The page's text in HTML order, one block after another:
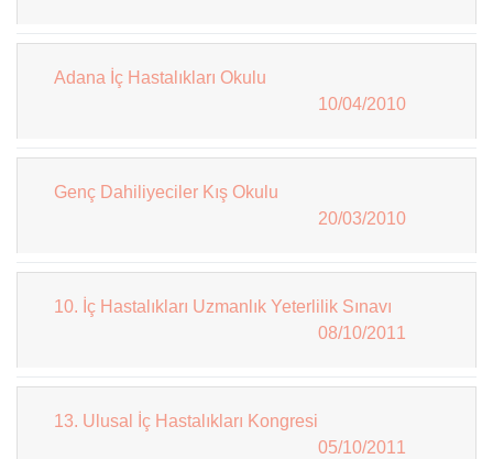
Adana İç Hastalıkları Okulu
10/04/2010
Genç Dahiliyeciler Kış Okulu
20/03/2010
10. İç Hastalıkları Uzmanlık Yeterlilik Sınavı
08/10/2011
13. Ulusal İç Hastalıkları Kongresi
05/10/2011